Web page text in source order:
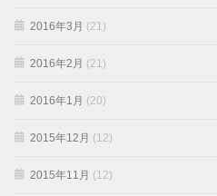
2016年3月 (21)
2016年2月 (21)
2016年1月 (20)
2015年12月 (12)
2015年11月 (12)